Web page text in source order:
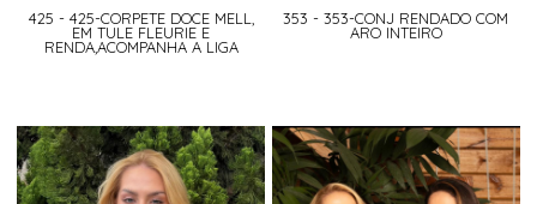
425 - 425-CORPETE DOCE MELL,
EM TULE FLEURIE E
RENDA,ACOMPANHA A LIGA
353 - 353-CONJ RENDADO COM
ARO INTEIRO